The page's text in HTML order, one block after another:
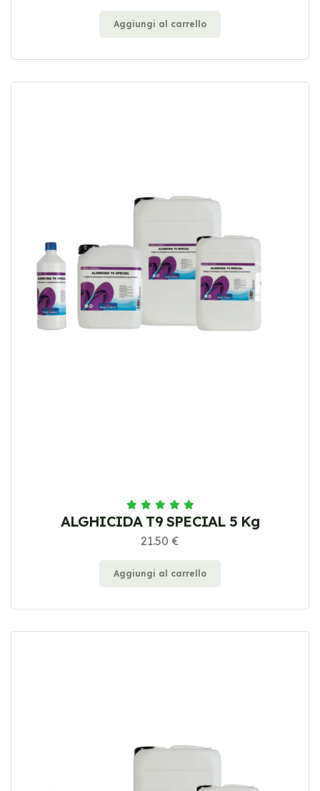
Aggiungi al carrello
ALGHICIDA T9 SPECIAL 5 Kg
21.50 €
Aggiungi al carrello